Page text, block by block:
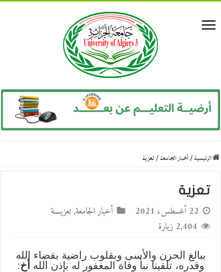
الرئيسية/أخبار الجامعة/تعزية
تعزية
22 أغسطس، 2021 أخبار الجامعة,تعزيــــة
2,404 زيارة
ببالغ الحزن والأسى وبقلوب راضية بقضاء الله
وقدره، تلقينا نبأ وفاة المغفور له بإذن الله
أخ: